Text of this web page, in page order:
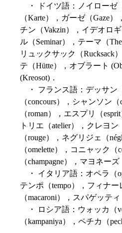
・ ドイツ語：ノイローゼ
（Karte），ガーゼ（Gaze
チン（Vakzin），イデオロ
ル（Seminar），テーマ（
リュックサック（Rucksack
テ（Hütte），オブラート
(Kreosot)．
・ フランス語：デッサン
（concours），シャンソン
（roman），エスプリ（
トリエ（atelier），クレヨン
（rouge），ネグリジェ（
（omelette），コニャック
（champagne），マヨネーズ
・ イタリア語：オペラ（
テンポ（tempo），フィナ
（macaroni），スパゲッティ
・ ロシア語：ウォッカ（
（kampaniya），ペチカ（